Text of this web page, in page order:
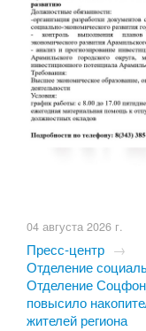
04 августа 2026 г.
Пресс-центр →
Отделение
Отделение
повысило
жителей региона